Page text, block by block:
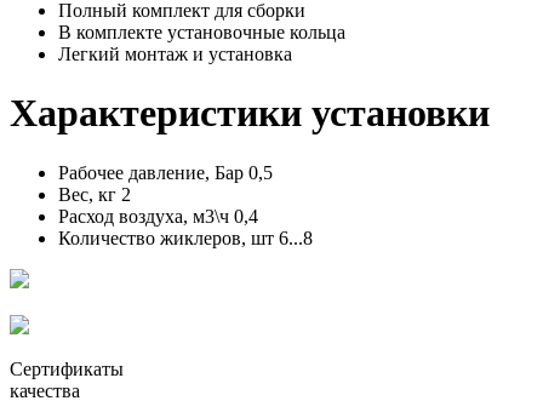
Полный комплект для сборки
В комплекте установочные кольца
Легкий монтаж и установка
Характеристики установки
Рабочее давление, Бар 0,5
Вес, кг 2
Расход воздуха, м3\ч 0,4
Количество жиклеров, шт 6...8
Сертификаты
качества